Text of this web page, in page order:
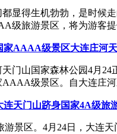
显得生机勃勃，是时候
级旅游景区，将为游客
家AAAA级景区大连庄河
门山国家森林公园4月
级景区。自大连庄
连天门山跻身国家4A级旅
游景区。4月24日，大连